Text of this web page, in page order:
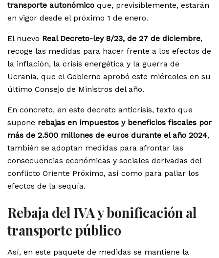
transporte autonómico que, previsiblemente, estarán
en vigor desde el próximo 1 de enero.
El nuevo Real Decreto-ley 8/23, de 27 de diciembre,
recoge las medidas para hacer frente a los efectos de
la inflación, la crisis energética y la guerra de
Ucrania, que el Gobierno aprobó este miércoles en su
último Consejo de Ministros del año.
En concreto, en este decreto anticrisis, texto que
supone rebajas en impuestos y beneficios fiscales por
más de 2.500 millones de euros durante el año 2024,
también se adoptan medidas para afrontar las
consecuencias económicas y sociales derivadas del
conflicto Oriente Próximo, así como para paliar los
efectos de la sequía.
Rebaja del IVA y bonificación al
transporte público
Así, en este paquete de medidas se mantiene la